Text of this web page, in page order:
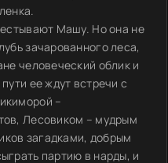
Машу. Но она не
зачарованного леса,
человеческий облик и
ее ждут встречи с
–
Лесовиком – мудрым
загадками, добрым
партию в нарды, и